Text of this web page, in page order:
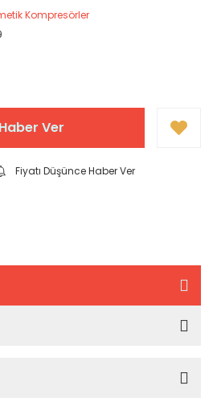
Kompresörler
Ver
Fiyatı Düşünce Haber Ver